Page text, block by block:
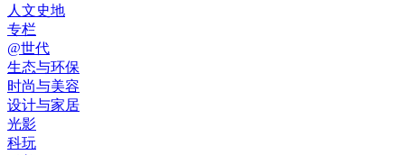
人文史地
专栏
@世代
生态与环保
时尚与美容
设计与家居
光影
科玩